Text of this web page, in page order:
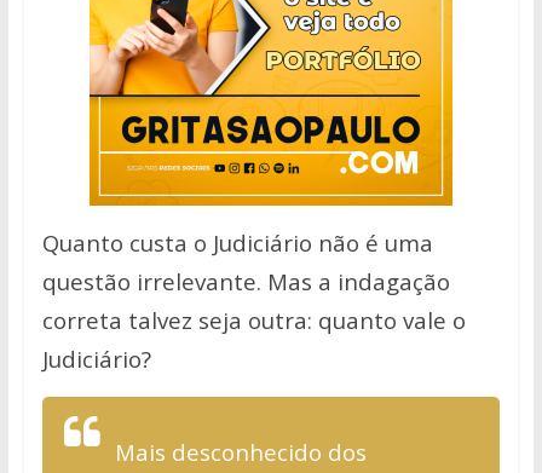
Quanto custa o Judiciário não é uma
questão irrelevante. Mas a indagação
correta talvez seja outra: quanto vale o
Judiciário?
Mais desconhecido dos